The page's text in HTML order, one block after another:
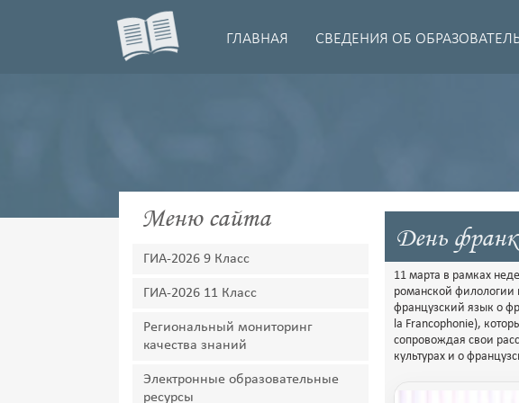
ГЛАВНАЯ СВЕДЕНИЯ ОБ
Меню сайта
ГИА-2026 9 Класс
ГИА-2026 11 Класс
Региональный мониторинг
качества знаний
Электронные образовательные
ресурсы
День
11 марта в рамках
романской филологии
французский язык о
la Francophonie),
сопровождая свои
культурах и о